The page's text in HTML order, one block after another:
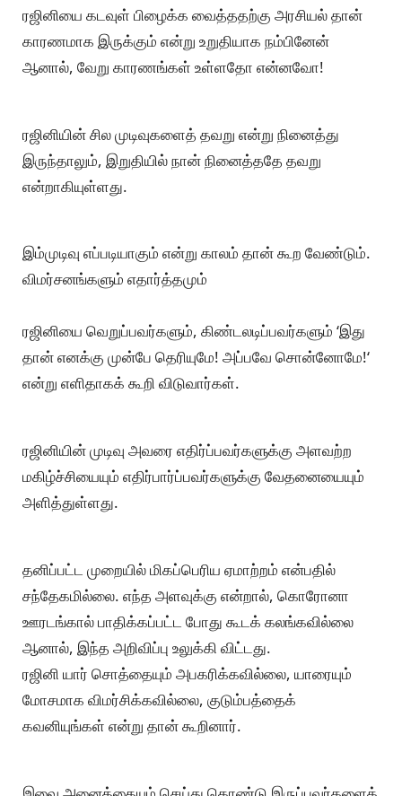
ரஜினியை கடவுள் பிழைக்க வைத்ததற்கு அரசியல் தான்
காரணமாக இருக்கும் என்று உறுதியாக நம்பினேன்
ஆனால், வேறு காரணங்கள் உள்ளதோ என்னவோ!
ரஜினியின் சில முடிவுகளைத் தவறு என்று நினைத்து
இருந்தாலும், இறுதியில் நான் நினைத்ததே தவறு
என்றாகியுள்ளது.
இம்முடிவு எப்படியாகும் என்று காலம் தான் கூற வேண்டும்.
விமர்சனங்களும் எதார்த்தமும்
ரஜினியை வெறுப்பவர்களும், கிண்டலடிப்பவர்களும் ‘இது
தான் எனக்கு முன்பே தெரியுமே! அப்பவே சொன்னோமே!‘
என்று எளிதாகக் கூறி விடுவார்கள்.
ரஜினியின் முடிவு அவரை எதிர்ப்பவர்களுக்கு அளவற்ற
மகிழ்ச்சியையும் எதிர்பார்ப்பவர்களுக்கு வேதனையையும்
அளித்துள்ளது.
தனிப்பட்ட முறையில் மிகப்பெரிய ஏமாற்றம் என்பதில்
சந்தேகமில்லை. எந்த அளவுக்கு என்றால், கொரோனா
ஊரடங்கால் பாதிக்கப்பட்ட போது கூடக் கலங்கவில்லை
ஆனால், இந்த அறிவிப்பு உலுக்கி விட்டது.
ரஜினி யார் சொத்தையும் அபகரிக்கவில்லை, யாரையும்
மோசமாக விமர்சிக்கவில்லை, குடும்பத்தைக்
கவனியுங்கள் என்று தான் கூறினார்.